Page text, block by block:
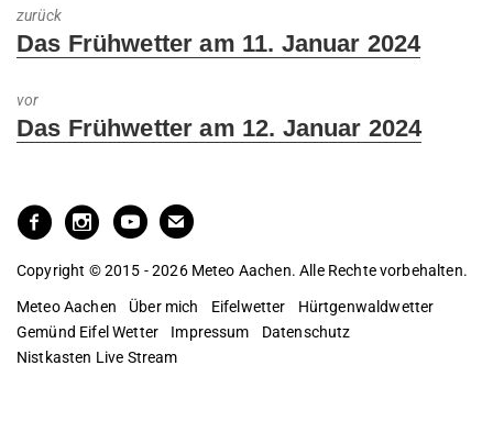
zurück
Previous
Das Frühwetter am 11. Januar 2024
vor
Next
Das Frühwetter am 12. Januar 2024
Copyright © 2015 - 2026 Meteo Aachen. Alle Rechte vorbehalten.
Meteo Aachen Über mich Eifelwetter
Hürtgenwaldwetter
Gemünd Eifel Wetter
Impressum
Datenschutz
Nistkasten Live Stream